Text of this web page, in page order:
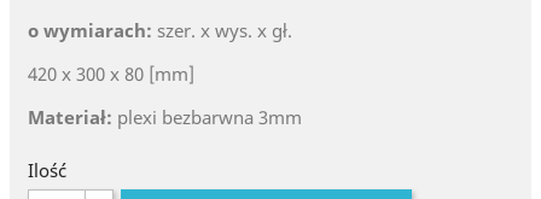
o wymiarach: szer. x wys. x gł.
420 x 300 x 80 [mm]
Materiał: plexi bezbarwna 3mm
Ilość